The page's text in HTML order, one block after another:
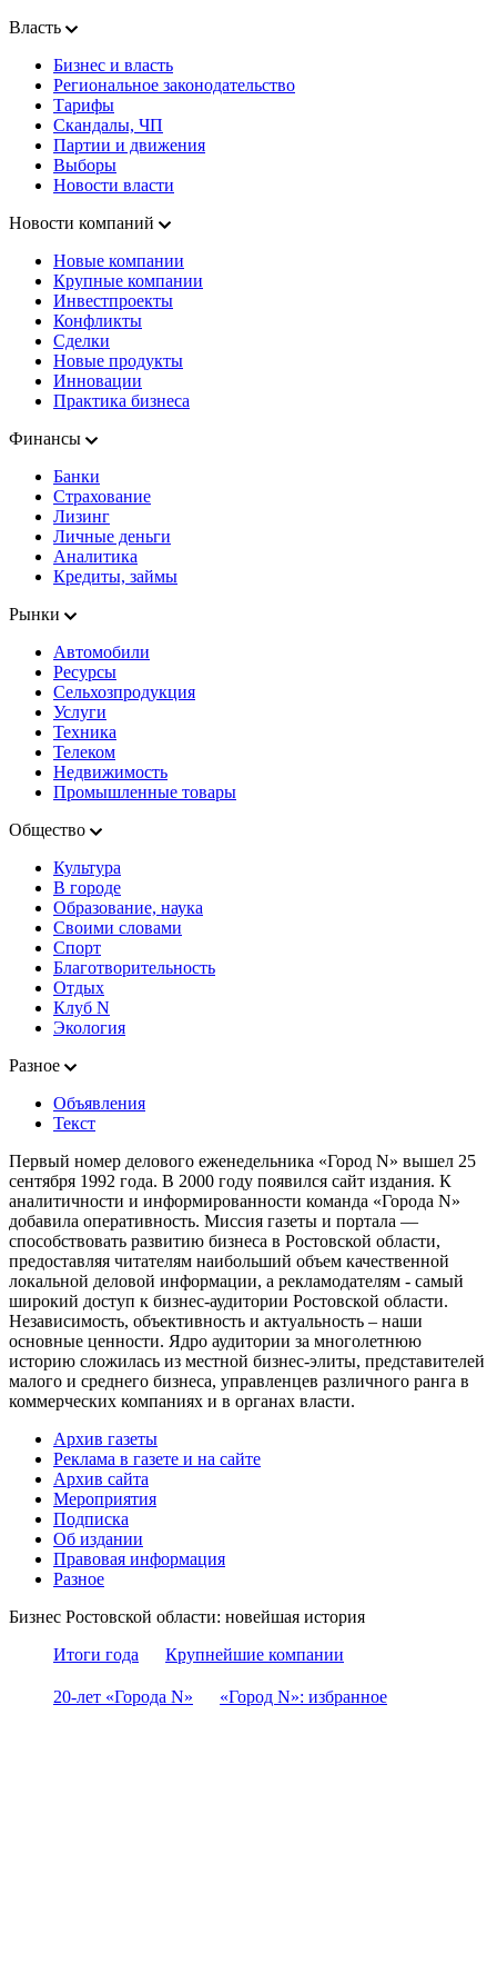
Власть
Бизнес и власть
Региональное законодательство
Тарифы
Скандалы, ЧП
Партии и движения
Выборы
Новости власти
Новости компаний
Новые компании
Крупные компании
Инвестпроекты
Конфликты
Сделки
Новые продукты
Инновации
Практика бизнеса
Финансы
Банки
Страхование
Лизинг
Личные деньги
Аналитика
Кредиты, займы
Рынки
Автомобили
Ресурсы
Сельхозпродукция
Услуги
Техника
Телеком
Недвижимость
Промышленные товары
Общество
Культура
В городе
Образование, наука
Своими словами
Спорт
Благотворительность
Отдых
Клуб N
Экология
Разное
Объявления
Текст
Первый номер делового еженедельника «Город N» вышел 25
сентября 1992 года. В 2000 году появился сайт издания. К
аналитичности и информированности команда «Города N»
добавила оперативность. Миссия газеты и портала —
способствовать развитию бизнеса в Ростовской области,
предоставляя читателям наибольший объем качественной
локальной деловой информации, а рекламодателям - самый
широкий доступ к бизнес-аудитории Ростовской области.
Независимость, объективность и актуальность – наши
основные ценности. Ядро аудитории за многолетнюю
историю сложилась из местной бизнес-элиты, представителей
малого и среднего бизнеса, управленцев различного ранга в
коммерческих компаниях и в органах власти.
Архив газеты
Реклама в газете и на сайте
Архив сайта
Мероприятия
Подписка
Об издании
Правовая информация
Разное
Бизнес Ростовской области: новейшая история
Итоги года
Крупнейшие компании
20-лет «Города N» «Город N»: избранное